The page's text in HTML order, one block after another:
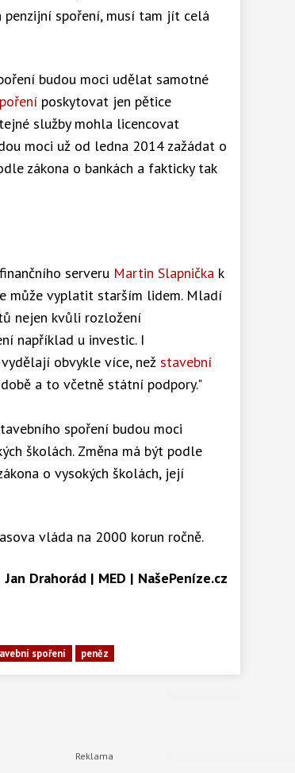
penzijní spoření, musí tam jít celá
budou moci udělat samotné
poskytovat jen pětice
služby mohla licencovat
moci už od ledna 2014 zažádat o
zákona o bankách a fakticky tak
serveru Martin Slapnička k
může vyplatit starším lidem. Mladí
nejen kvůli rozložení
například u investic. I
obvykle více, než stavební
a to včetně státní podpory."
spoření budou moci
školách. Změna má být podle
o vysokých školách, její
vláda na 2000 korun ročně.
Jan Drahorád | MED | NašePeníze.cz
spoření peněz